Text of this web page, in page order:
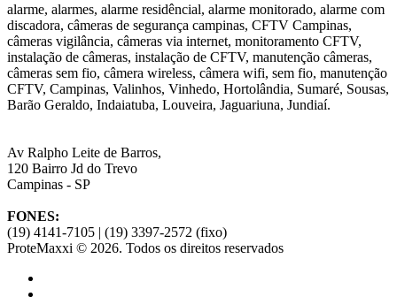
alarme, alarmes, alarme residêncial, alarme monitorado, alarme com
discadora, câmeras de segurança campinas, CFTV Campinas,
câmeras vigilância, câmeras via internet, monitoramento CFTV,
instalação de câmeras, instalação de CFTV, manutenção câmeras,
câmeras sem fio, câmera wireless, câmera wifi, sem fio, manutenção
CFTV, Campinas, Valinhos, Vinhedo, Hortolândia, Sumaré, Sousas,
Barão Geraldo, Indaiatuba, Louveira, Jaguariuna, Jundiaí.
Av Ralpho Leite de Barros,
120 Bairro Jd do Trevo
Campinas - SP
FONES:
(19) 4141-7105 | (19) 3397-2572 (fixo)
ProteMaxxi © 2026. Todos os direitos reservados